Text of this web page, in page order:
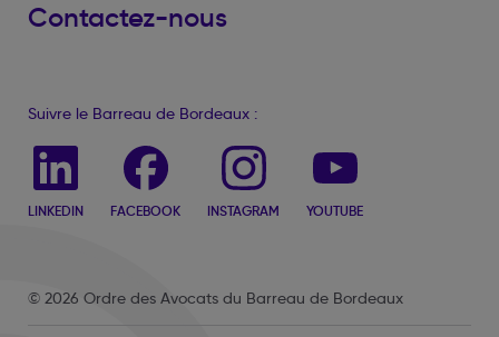
Contactez-nous
Suivre le Barreau de Bordeaux :
LINKEDIN FACEBOOK INSTAGRAM YOUTUBE
© 2026 Ordre des Avocats du Barreau de Bordeaux